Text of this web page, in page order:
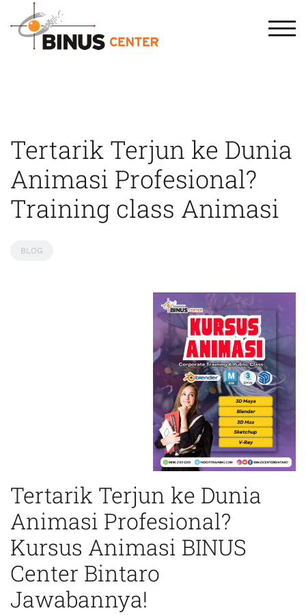
Tertarik Terjun ke Dunia
Animasi Profesional?
Training class Animasi
BLOG
Tertarik Terjun ke Dunia
Animasi Profesional?
Kursus Animasi BINUS
Center Bintaro
Jawabannya!